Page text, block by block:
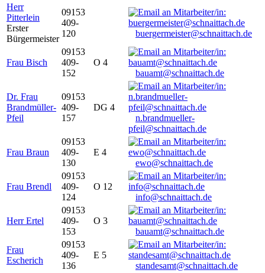
Herr
Pitterlein
Erster
Bürgermeister
09153
409-
120
buergermeister@schnaittach.de
Frau Bisch
09153
409-
152
O 4
bauamt@schnaittach.de
Dr. Frau
Brandmüller-
Pfeil
09153
409-
157
DG 4
n.brandmueller-
pfeil@schnaittach.de
Frau Braun
09153
409-
130
E 4
ewo@schnaittach.de
Frau Brendl
09153
409-
124
O 12
info@schnaittach.de
Herr Ertel
09153
409-
153
O 3
bauamt@schnaittach.de
Frau
Escherich
09153
409-
136
E 5
standesamt@schnaittach.de